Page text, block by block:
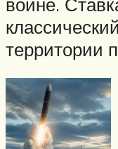
территории